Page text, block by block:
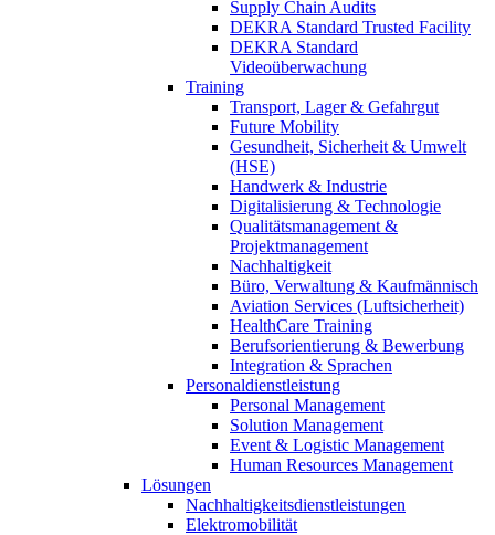
Supply Chain Audits
DEKRA Standard Trusted Facility
DEKRA Standard
Videoüberwachung
Training
Transport, Lager & Gefahrgut
Future Mobility
Gesundheit, Sicherheit & Umwelt
(HSE)
Handwerk & Industrie
Digitalisierung & Technologie
Qualitätsmanagement &
Projektmanagement
Nachhaltigkeit
Büro, Verwaltung & Kaufmännisch
Aviation Services (Luftsicherheit)
HealthCare Training
Berufsorientierung & Bewerbung
Integration & Sprachen
Personaldienstleistung
Personal Management
Solution Management
Event & Logistic Management
Human Resources Management
Lösungen
Nachhaltigkeitsdienstleistungen
Elektromobilität